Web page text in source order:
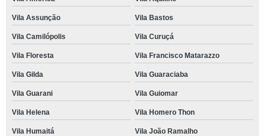
Vila Assunção Vila Bastos
Vila Camilópolis Vila Curuçá
Vila Floresta Vila Francisco Matarazzo
Vila Gilda Vila Guaraciaba
Vila Guarani Vila Guiomar
Vila Helena Vila Homero Thon
Vila Humaitá Vila João Ramalho